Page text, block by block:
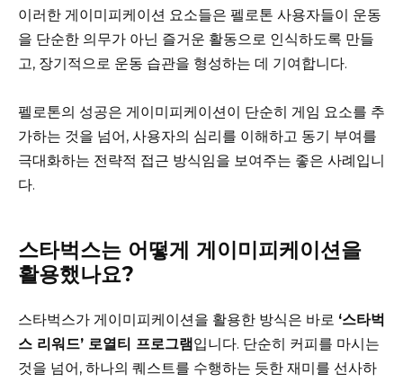
이러한 게이미피케이션 요소들은 펠로톤 사용자들이 운동
을 단순한 의무가 아닌 즐거운 활동으로 인식하도록 만들
고, 장기적으로 운동 습관을 형성하는 데 기여합니다.
펠로톤의 성공은 게이미피케이션이 단순히 게임 요소를 추
가하는 것을 넘어, 사용자의 심리를 이해하고 동기 부여를
극대화하는 전략적 접근 방식임을 보여주는 좋은 사례입니
다.
스타벅스는 어떻게 게이미피케이션을
활용했나요?
스타벅스가 게이미피케이션을 활용한 방식은 바로 ‘스타벅
스 리워드’ 로열티 프로그램입니다. 단순히 커피를 마시는
것을 넘어, 하나의 퀘스트를 수행하는 듯한 재미를 선사하